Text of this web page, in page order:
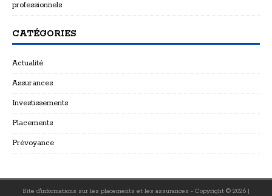
professionnels
CATÉGORIES
Actualité
Assurances
Investissements
Placements
Prévoyance
Site d'informations sur les placements et les assurances - Copyright © 2026 |